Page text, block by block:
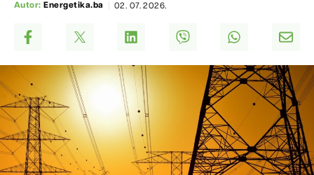
Autor: Energetika.ba 02. 07. 2026.